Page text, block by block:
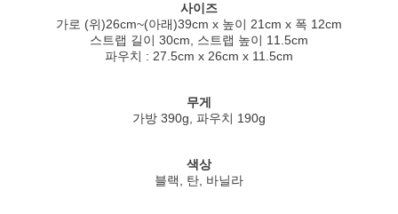
사이즈
가로 (위)26cm~(아래)39cm x 높이 21cm x 폭 12cm
스트랩 길이 30cm, 스트랩 높이 11.5cm
파우치 : 27.5cm x 26cm x 11.5cm
무게
가방 390g, 파우치 190g
색상
블랙, 탄, 바닐라